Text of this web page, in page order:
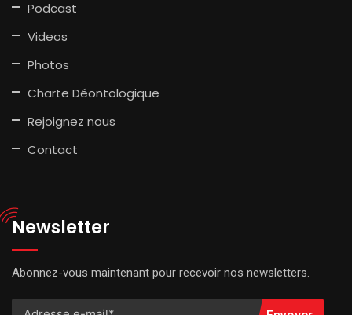
Podcast
Videos
Photos
Charte Déontologique
Rejoignez nous
Contact
Newsletter
Abonnez-vous maintenant pour recevoir nos newsletters.